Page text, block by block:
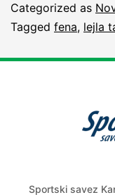
Categorized as
Tagged fena, lejla
Sportski savez